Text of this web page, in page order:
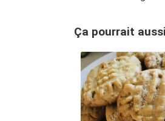
Ça pourrait